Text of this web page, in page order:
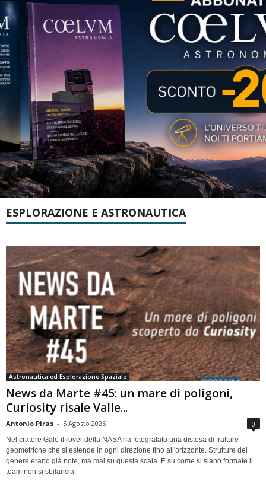
ESPLORAZIONE E ASTRONAUTICA
Astronautica ed Esplorazione Spaziale
News da Marte #45: un mare di poligoni,
Curiosity risale Valle...
Antonio Piras - 5 Agosto 2026 0
Nel cratere Gale il rover della NASA ha fotografato una distesa di fratture
geometriche che si estende in ogni direzione fino all'orizzonte. Strutture del
genere erano già note, ma mai su questa scala. E su come si siano formate il
team non si sbilancia.